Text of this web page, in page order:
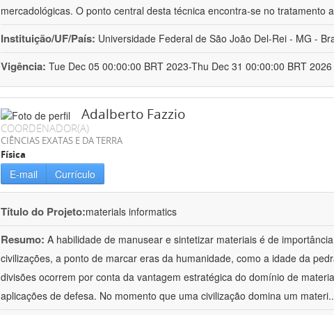
mercadológicas. O ponto central desta técnica encontra-se no tratamento a
Instituição/UF/País: Universidade Federal de São João Del-Rei - MG -
Vigência: Tue Dec 05 00:00:00 BRT 2023-Thu Dec 31 00:00:00 BRT 2026
Adalberto Fazzio
COORDENADOR(A)
CIÊNCIAS EXATAS E DA TERRA
Física
E-mail Currículo
Título do Projeto:materials informatics
Resumo: A habilidade de manusear e sintetizar materiais é de
civilizações, a ponto de marcar eras da humanidade, como a idade da
divisões ocorrem por conta da vantagem estratégica do domínio de
aplicações de defesa. No momento que uma civilização domina um materi